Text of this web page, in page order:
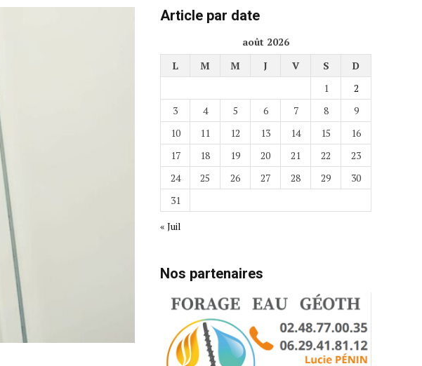
Article par date
août 2026
L
M M J V S
D
1
2
3
4 5 6 7 8
9
10
11 12 13 14 15
16
17
18 19 20 21 22
23
24
25 26 27 28 29
30
31
« Juil
Nos partenaires